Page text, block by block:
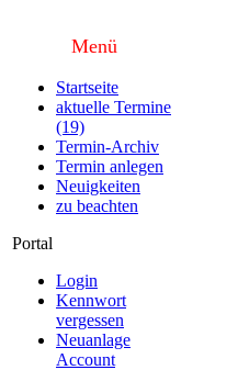
Menü
Startseite
aktuelle Termine
(19)
Termin-Archiv
Termin anlegen
Neuigkeiten
zu beachten
Portal
Login
Kennwort
vergessen
Neuanlage
Account